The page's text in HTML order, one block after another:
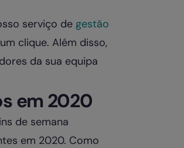
serviço degestão
clique. Além disso,
da sua equipa
em 2020
de semana
em 2020. Como